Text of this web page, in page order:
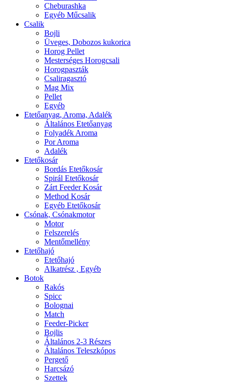
Cheburashka
Egyéb Műcsalik
Csalik
Bojli
Üveges, Dobozos kukorica
Horog Pellet
Mesterséges Horogcsali
Horogpaszták
Csaliragasztó
Mag Mix
Pellet
Egyéb
Etetőanyag, Aroma, Adalék
Általános Etetőanyag
Folyadék Aroma
Por Aroma
Adalék
Etetőkosár
Bordás Etetőkosár
Spirál Etetőkosár
Zárt Feeder Kosár
Method Kosár
Egyéb Etetőkosár
Csónak, Csónakmotor
Motor
Felszerelés
Mentőmellény
Etetőhajó
Etetőhajó
Alkatrész , Egyéb
Botok
Rakós
Spicc
Bolognai
Match
Feeder-Picker
Bojlis
Általános 2-3 Részes
Általános Teleszkópos
Pergető
Harcsázó
Szettek